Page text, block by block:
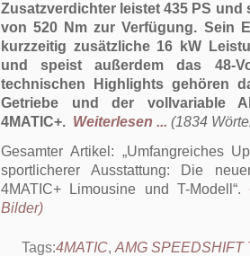
Zusatzverdichter leistet 435 PS und
von 520 Nm zur Verfügung. Sein
kurzzeitig zusätzliche 16 kW
und speist außerdem das 48-
technischen Highlights gehören
Getriebe und der vollvariable
4MATIC+. Weiterlesen ... (1834
Gesamter Artikel:
Umfangreiches
sportlicherer Ausstattung: Die
4MATIC+ Limousine und T-Modell
.
Bilder)
Tags:4MATIC, AMG SPEEDSHIFT